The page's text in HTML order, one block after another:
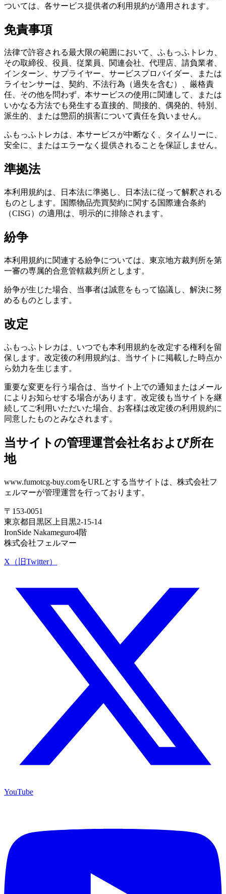
ついては、各サービス提供者の利用規約が適用されます。
免責事項
法律で許容される最大限の範囲において、ふもっふトレカ、
その取締役、役員、従業員、関連会社、代理店、請負業者、
インターン、サプライヤー、サービスプロバイダー、または
ライセンサーは、契約、不法行為（過失を含む）、厳格責
任、その他を問わず、本サービスの使用に関連して、または
いかなる方法でも発生する直接的、間接的、偶発的、特別、
派生的、または懲罰的損害について責任を負いません。
ふもっふトレカは、本サービスが中断なく、タイムリーに、
安全に、またはエラーなく提供されることを保証しません。
準拠法
本利用規約は、日本法に準拠し、日本法に従って解釈される
ものとします。国際物品売買契約に関する国際連合条約
（CISG）の適用は、明示的に排除されます。
紛争
本利用規約に関連する紛争については、東京地方裁判所を第
一審の専属的合意管轄裁判所とします。
紛争が生じた場合、当事者は誠意をもって協議し、解決に努
めるものとします。
改定
ふもっふトレカは、いつでも本利用規約を改定する権利を留
保します。改定後の利用規約は、当サイトに掲載した時点か
ら効力を生じます。
重要な変更を行う場合は、当サイト上での通知またはメール
によりお知らせする場合があります。改定後も当サイトを継
続してご利用いただいた場合、お客様は改定後の利用規約に
同意したものとみなされます。
当サイトの管理運営会社名および所在
地
www.fumotcg-buy.comをURLとする当サイトは、株式会社フ
ェルマーが管理運営を行っております。
〒153-0051
東京都目黒区上目黒2-15-14
IronSide Nakameguro4階
株式会社フェルマー
X（旧Twitter）
YouTube